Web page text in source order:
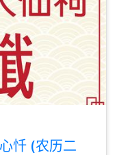
忏 (农历二